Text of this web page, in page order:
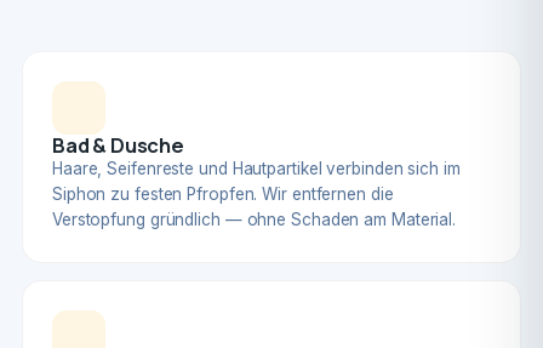
Bad & Dusche
Haare, Seifenreste und Hautpartikel verbinden sich im
Siphon zu festen Pfropfen. Wir entfernen die
Verstopfung gründlich — ohne Schaden am Material.